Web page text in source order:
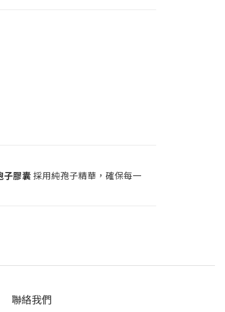
子膠囊採用純孢子精華，確保每一
聯絡我們